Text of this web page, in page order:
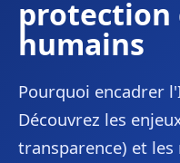
protection
humains
Pourquoi encadrer
Découvrez les
transparence) et